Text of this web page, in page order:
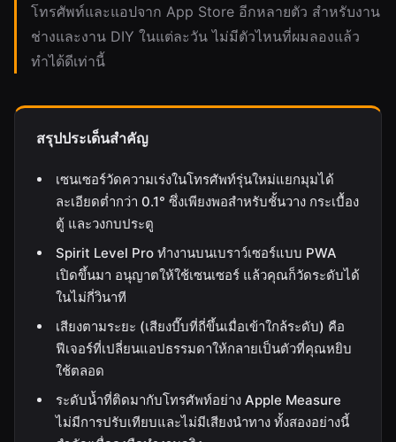
โทรศัพท์และแอปจาก App Store อีกหลายตัว สำหรับงาน
ช่างและงาน DIY ในแต่ละวัน ไม่มีตัวไหนที่ผมลองแล้ว
ทำได้ดีเท่านี้
สรุปประเด็นสำคัญ
เซนเซอร์วัดความเร่งในโทรศัพท์รุ่นใหม่แยกมุมได้
ละเอียดต่ำกว่า 0.1° ซึ่งเพียงพอสำหรับชั้นวาง กระเบื้อง
ตู้ และวงกบประตู
Spirit Level Pro ทำงานบนเบราว์เซอร์แบบ PWA
เปิดขึ้นมา อนุญาตให้ใช้เซนเซอร์ แล้วคุณก็วัดระดับได้
ในไม่กี่วินาที
เสียงตามระยะ (เสียงบี๊บที่ถี่ขึ้นเมื่อเข้าใกล้ระดับ) คือ
ฟีเจอร์ที่เปลี่ยนแอปธรรมดาให้กลายเป็นตัวที่คุณหยิบ
ใช้ตลอด
ระดับน้ำที่ติดมากับโทรศัพท์อย่าง Apple Measure
ไม่มีการปรับเทียบและไม่มีเสียงนำทาง ทั้งสองอย่างนี้